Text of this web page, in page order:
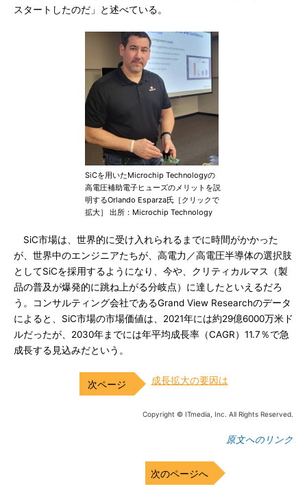
スタートしたのだ」と述べている。
SiCを用いたMicrochip Technologyの
高電圧補助電子ヒューズのメリットを説
明するOrlando Esparza氏［クリックで
拡大］ 出所：Microchip Technology
SiC市場は、世界的に受け入れられるまでに時間がかかった
が、世界中のエンジニアたちが、高電力／高電圧半導体の選択肢
としてSiCを採用するようになり、今や、クリティカルマス（製
品の普及が爆発的に跳ね上がる分岐点）に達したといえるだろ
う。コンサルティング会社であるGrand View Researchのデータ
によると、SiC市場の市場価値は、2021年には約29億6000万米ド
ルだったが、2030年までには年平均成長率（CAGR）11.7％で急
成長する見込みだという。
成長拡大の要因は
Copyright © ITmedia, Inc. All Rights Reserved.
原文へのリンク
次のページへ